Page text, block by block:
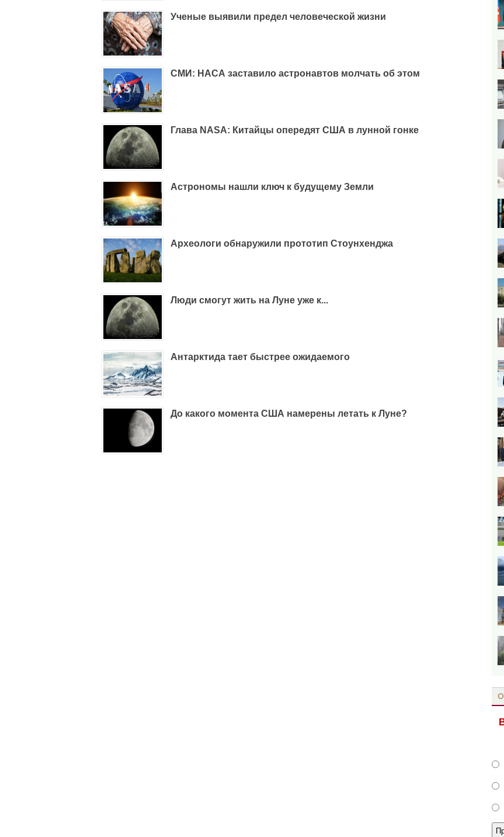
Ученые выявили предел человеческой жизни
СМИ: НАСА заставило астронавтов молчать об этом
Глава NASA: Китайцы опередят США в лунной гонке
Астрономы нашли ключ к будущему Земли
Археологи обнаружили прототип Стоунхенджа
Люди смогут жить на Луне уже к...
Антарктида тает быстрее ожидаемого
До какого момента США намерены летать к Луне?